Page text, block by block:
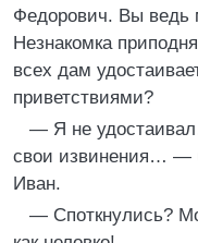
Федорович. Вы
Незнакомка
всех дам
приветствиями?
— Я не
свои извинения… —
Иван.
— Споткнулись?